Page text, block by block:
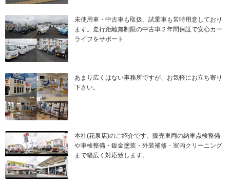
未使用車・中古車も取扱。試乗車も常時用意しており
ます。走行距離無制限の中古車２年間保証で安心カー
ライフをサポート
あまり広くはない事務所ですが、お気軽にお立ち寄り
下さい。
本社(花泉店)のご紹介です。販売車両の納車点検整備
や車検整備・鈑金塗装・外装補修・室内クリーニング
まで幅広く対応致します。